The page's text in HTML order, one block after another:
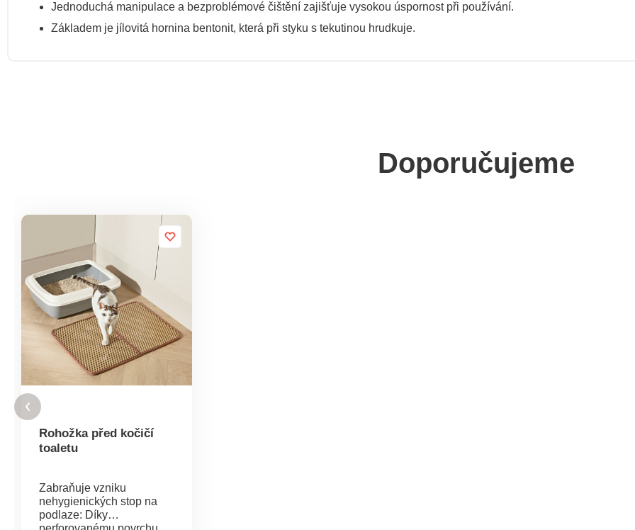
Jednoduchá manipulace a bezproblémové čištění zajišťuje vysokou úspornost při používání.
Základem je jílovitá hornina bentonit, která při styku s tekutinou hrudkuje.
Doporučujeme
Rohožka před kočičí
toaletu
Zabraňuje vzniku
nehygienických stop na
podlaze: Díky